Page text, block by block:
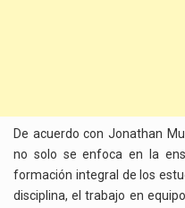
De acuerdo con Jonathan
no solo se enfoca en la
formación integral de los
disciplina, el trabajo en